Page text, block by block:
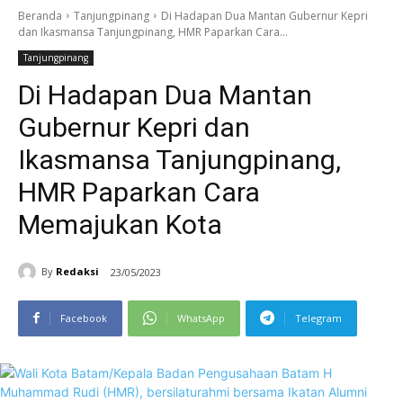
Beranda Tanjungpinang
Di Hadapan Dua Mantan Gubernur Kepri
dan Ikasmansa Tanjungpinang, HMR Paparkan Cara...
Tanjungpinang
Di Hadapan Dua Mantan
Gubernur Kepri dan
Ikasmansa Tanjungpinang,
HMR Paparkan Cara
Memajukan Kota
By Redaksi 23/05/2023
Facebook WhatsApp Telegram